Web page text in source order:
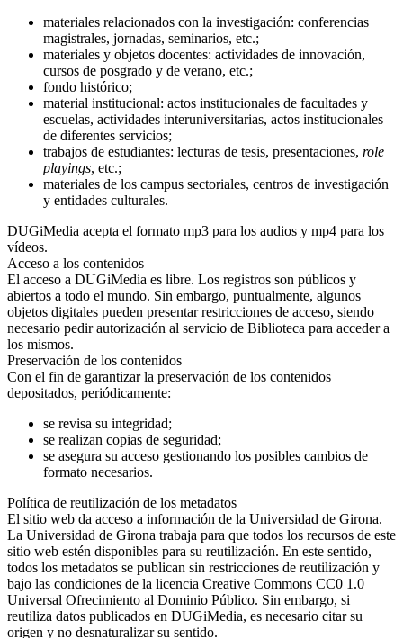
materiales relacionados con la investigación: conferencias
magistrales, jornadas, seminarios, etc.;
materiales y objetos docentes: actividades de innovación,
cursos de posgrado y de verano, etc.;
fondo histórico;
material institucional: actos institucionales de facultades y
escuelas, actividades interuniversitarias, actos institucionales
de diferentes servicios;
trabajos de estudiantes: lecturas de tesis, presentaciones, role
playings, etc.;
materiales de los campus sectoriales, centros de investigación
y entidades culturales.
DUGiMedia acepta el formato mp3 para los audios y mp4 para los
vídeos.
Acceso a los contenidos
El acceso a DUGiMedia es libre. Los registros son públicos y
abiertos a todo el mundo. Sin embargo, puntualmente, algunos
objetos digitales pueden presentar restricciones de acceso, siendo
necesario pedir autorización al servicio de Biblioteca para acceder a
los mismos.
Preservación de los contenidos
Con el fin de garantizar la preservación de los contenidos
depositados, periódicamente:
se revisa su integridad;
se realizan copias de seguridad;
se asegura su acceso gestionando los posibles cambios de
formato necesarios.
Política de reutilización de los metadatos
El sitio web da acceso a información de la Universidad de Girona.
La Universidad de Girona trabaja para que todos los recursos de este
sitio web estén disponibles para su reutilización. En este sentido,
todos los metadatos se publican sin restricciones de reutilización y
bajo las condiciones de la licencia Creative Commons CC0 1.0
Universal Ofrecimiento al Dominio Público. Sin embargo, si
reutiliza datos publicados en DUGiMedia, es necesario citar su
origen y no desnaturalizar su sentido.